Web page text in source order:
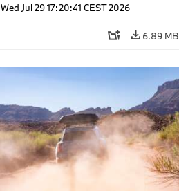
Wed Jul 29 17:20:41 CEST 2026
6.89 MB